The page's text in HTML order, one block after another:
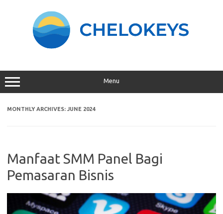
Menu
MONTHLY ARCHIVES: JUNE 2024
Manfaat SMM Panel Bagi
Pemasaran Bisnis